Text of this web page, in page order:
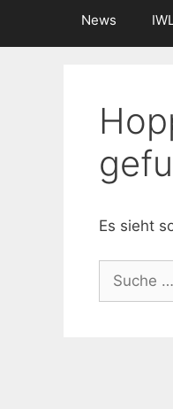
News
Es sieht
nach: